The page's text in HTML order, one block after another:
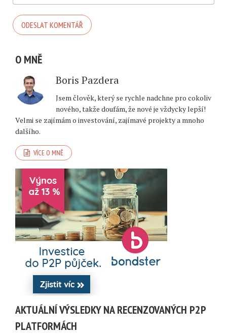
O MNĚ
Boris Pazdera
Jsem člověk, který se rychle nadchne pro cokoliv
nového, takže doufám, že nové je vždycky lepší!
Velmi se zajímám o investování, zajímavé projekty a mnoho
dalšího.
VÍCE O MNĚ
AKTUÁLNÍ VÝSLEDKY NA RECENZOVANÝCH P2P
PLATFORMÁCH